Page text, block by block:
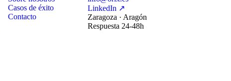
Casos de éxito
Contacto
LinkedIn ↗
Zaragoza · Aragón
Respuesta 24-48h